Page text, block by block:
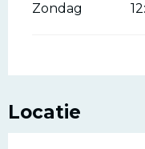
Zondag
Locatie